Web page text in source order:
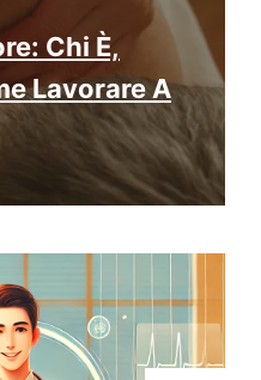
Chi È,
Lavorare A